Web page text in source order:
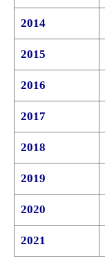
2014
2015
2016
2017
2018
2019
2020
2021